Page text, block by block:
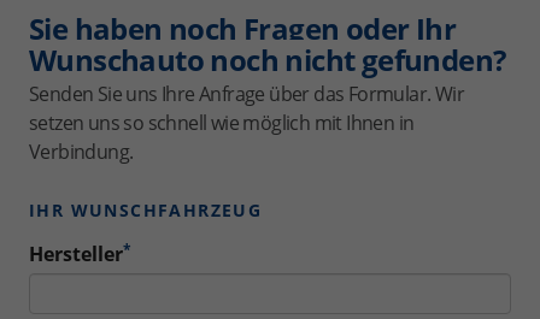
Sie haben noch Fragen oder Ihr
Wunschauto noch nicht gefunden?
Senden Sie uns Ihre Anfrage über das Formular. Wir
setzen uns so schnell wie möglich mit Ihnen in
Verbindung.
IHR WUNSCHFAHRZEUG
Hersteller*